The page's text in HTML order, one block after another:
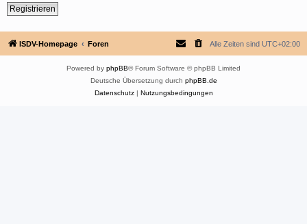
Registrieren
ISDV-Homepage Foren Alle Zeiten sind UTC+02:00
Powered by phpBB® Forum Software © phpBB Limited
Deutsche Übersetzung durch phpBB.de
Datenschutz| Nutzungsbedingungen